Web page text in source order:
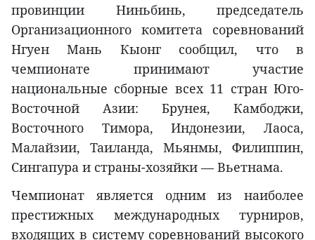
провинции Ниньбинь, председатель
Организационного комитета соревнований
Нгуен Мань Кыонг сообщил, что в
чемпионате принимают участие
национальные сборные всех 11 стран Юго-
Восточной Азии: Брунея, Камбоджи,
Восточного Тимора, Индонезии, Лаоса,
Малайзии, Таиланда, Мьянмы, Филиппин,
Сингапура и страны-хозяйки — Вьетнама.
Чемпионат является одним из наиболее
престижных международных турниров,
входящих в систему соревнований высокого